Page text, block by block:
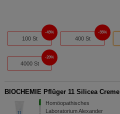
100 St
43%
400 St
35%
4000 St
20%
BIOCHEMIE Pflüger 11 Silicea Creme
Homöopathisches
Laboratorium Alexander